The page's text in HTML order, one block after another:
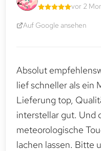
vor 2
Auf Google ansehen
Absolut
lief schneller als ein
Lieferung top,
interstellar gut. Und
meteorologische
lachen lassen. Bitte